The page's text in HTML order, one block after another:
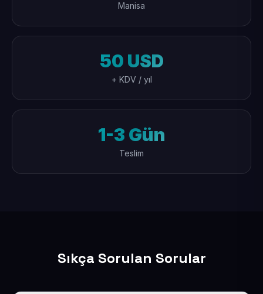
Manisa
50 USD
+ KDV / yıl
1-3 Gün
Teslim
Sıkça Sorulan Sorular